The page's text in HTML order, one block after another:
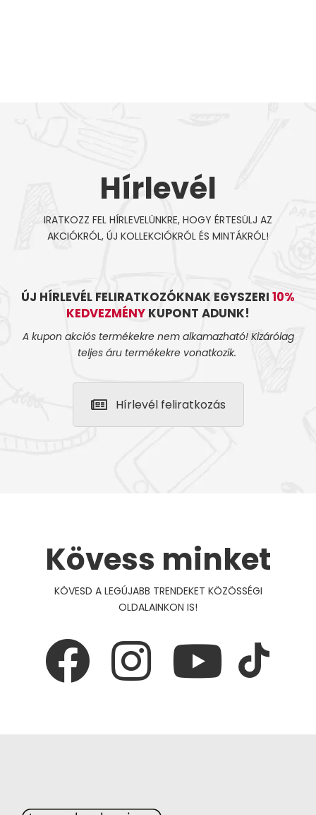
Hírlevél
IRATKOZZ FEL HÍRLEVELÜNKRE, HOGY ÉRTESÜLJ AZ
AKCIÓKRÓL, ÚJ KOLLEKCIÓKRÓL ÉS MINTÁKRÓL!
ÚJ HÍRLEVÉL FELIRATKOZÓKNAK EGYSZERI 10%
KEDVEZMÉNY KUPONT ADUNK!
A kupon akciós termékekre nem alkamazható! Kizárólag
teljes áru termékekre vonatkozik.
Hírlevél feliratkozás
Kövess minket
KÖVESD A LEGÚJABB TRENDEKET KÖZÖSSÉGI
OLDALAINKON IS!